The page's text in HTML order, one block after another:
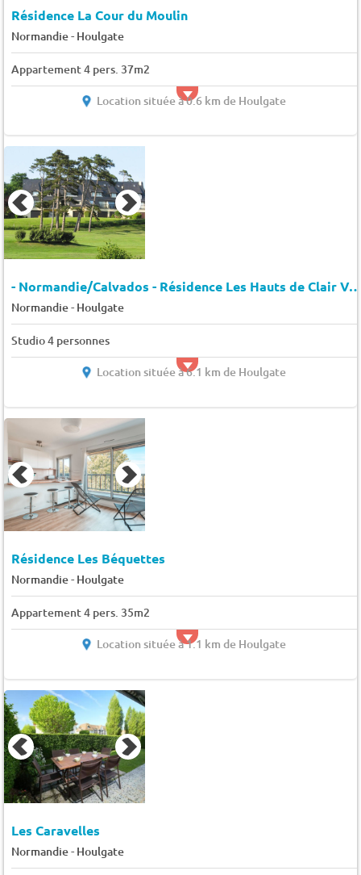
Résidence La Cour du Moulin
Normandie- Houlgate
Appartement 4 pers. 37m2
Location située à 0.6 km de Houlgate
- Normandie/Calvados - Résidence Les Hauts de Clair Vallon LAGRANGE CLASSIC
Normandie- Houlgate
Studio 4 personnes
Location située à 6.1 km de Houlgate
Résidence Les Béquettes
Normandie- Houlgate
Appartement 4 pers. 35m2
Location située à 1.1 km de Houlgate
Les Caravelles
Normandie- Houlgate